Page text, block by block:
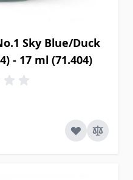
Sky Blue/Duck
- 17 ml (71.404)